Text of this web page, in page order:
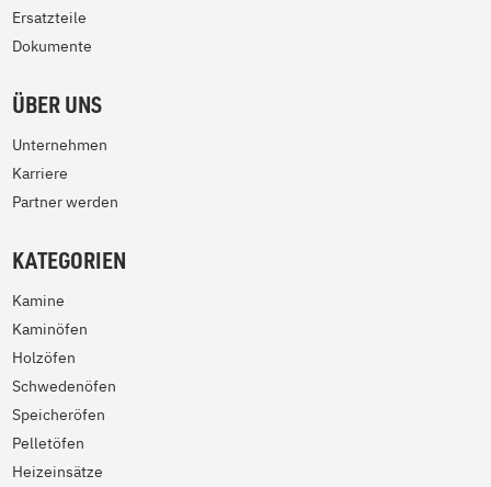
Ersatzteile
Dokumente
ÜBER UNS
Unternehmen
Karriere
Partner werden
KATEGORIEN
Kamine
Kaminöfen
Holzöfen
Schwedenöfen
Speicheröfen
Pelletöfen
Heizeinsätze